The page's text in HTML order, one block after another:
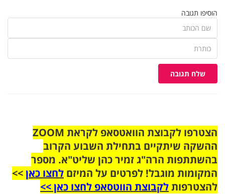
הוסיפו תגובה
שלח תגובה
הצטרפו לקבוצת הוואטסאפ לקראת ZOOM
ההשקה שיתקיים בתחילת השבוע הקרוב
בהשתתפות הרה"ג זמיר כהן שליט"א. מספר
המקומות מוגבל! לפרטים על המיזם לחצו כאן>>
להצטרפותלקבוצת הווטסאפ לחצו כאן >>